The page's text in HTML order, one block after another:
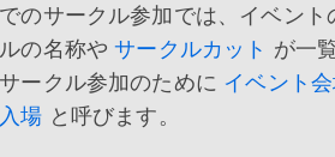
のサークル参加では、イベン
の名称やサークルカット が一
ークル参加のために イベント
場 と呼びます。